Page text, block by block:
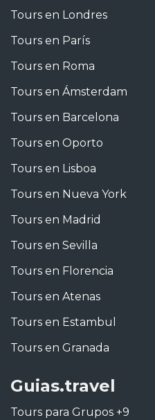
Tours en Londres
Tours en París
Tours en Roma
Tours en Ámsterdam
Tours en Barcelona
Tours en Oporto
Tours en Lisboa
Tours en Nueva York
Tours en Madrid
Tours en Sevilla
Tours en Florencia
Tours en Atenas
Tours en Estambul
Tours en Granada
Guias.travel
Tours para Grupos +9